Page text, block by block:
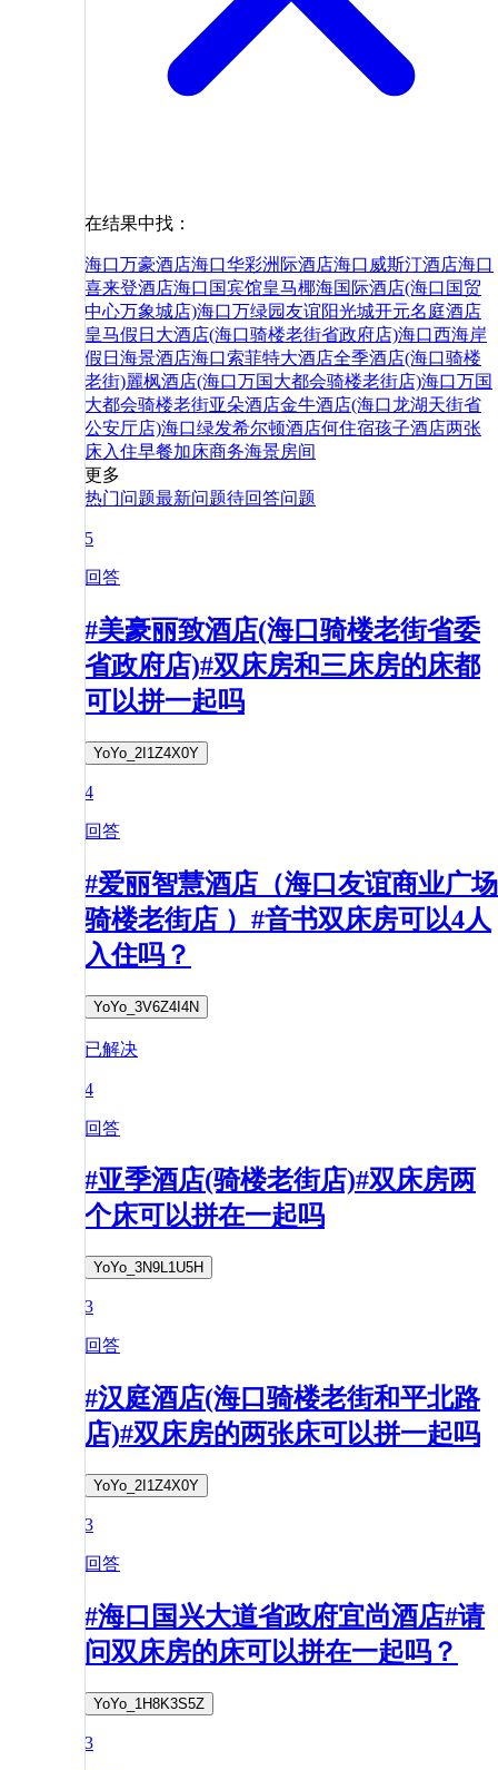
在结果中找：
海口万豪酒店海口华彩洲际酒店海口威斯汀酒店海口
喜来登酒店海口国宾馆皇马椰海国际酒店(海口国贸
中心万象城店)海口万绿园友谊阳光城开元名庭酒店
皇马假日大酒店(海口骑楼老街省政府店)海口西海岸
假日海景酒店海口索菲特大酒店全季酒店(海口骑楼
老街)麗枫酒店(海口万国大都会骑楼老街店)海口万国
大都会骑楼老街亚朵酒店金牛酒店(海口龙湖天街省
公安厅店)海口绿发希尔顿酒店何住宿孩子酒店两张
床入住早餐加床商务海景房间
更多
热门问题最新问题待回答问题
5
回答
#美豪丽致酒店(海口骑楼老街省委
省政府店)#双床房和三床房的床都
可以拼一起吗
YoYo_2I1Z4X0Y
4
回答
#爱丽智慧酒店（海口友谊商业广场
骑楼老街店 ）#音书双床房可以4人
入住吗？
YoYo_3V6Z4I4N
已解决
4
回答
#亚季酒店(骑楼老街店)#双床房两
个床可以拼在一起吗
YoYo_3N9L1U5H
3
回答
#汉庭酒店(海口骑楼老街和平北路
店)#双床房的两张床可以拼一起吗
YoYo_2I1Z4X0Y
3
回答
#海口国兴大道省政府宜尚酒店#请
问双床房的床可以拼在一起吗？
YoYo_1H8K3S5Z
3